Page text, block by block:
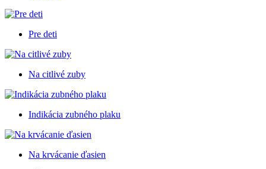
Pre deti
Na citlivé zuby
Indikácia zubného plaku
Na krvácanie ďasien